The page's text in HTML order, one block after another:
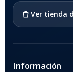
Ver tienda
Información